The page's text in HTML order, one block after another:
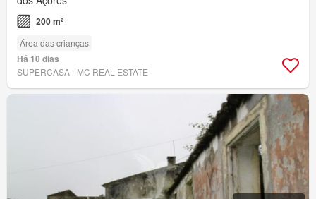
200 m²
Área das crianças
Há 10 dias
SUPERCASA - MC REAL ESTATE